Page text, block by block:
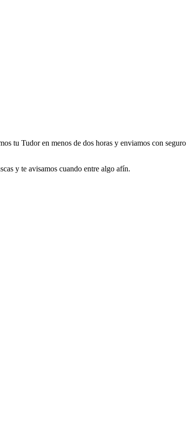
tu Tudor en menos de dos horas y enviamos con
y te avisamos cuando entre algo afín.